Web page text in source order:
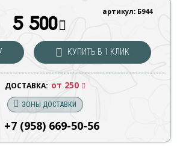
артикул: Б944
5 500
КУПИТЬ В 1 КЛИК
ДОСТАВКА: от 250
ЗОНЫ ДОСТАВКИ
+7 (958) 669-50-56